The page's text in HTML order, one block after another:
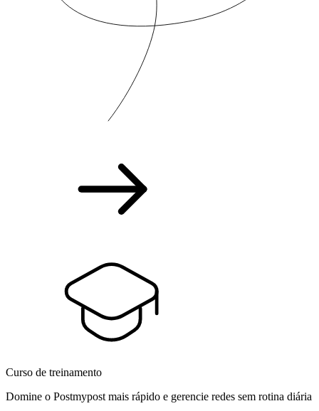
Curso de treinamento
Domine o Postmypost mais rápido e gerencie redes sem rotina diária